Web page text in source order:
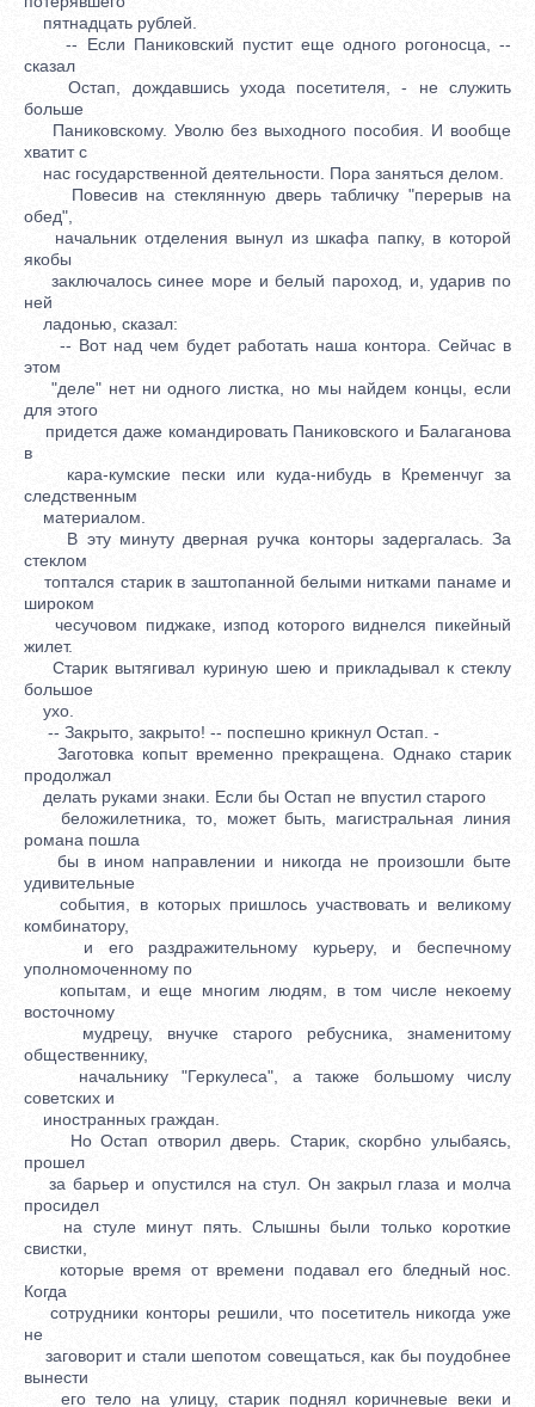
пятнадцать рублей.
-- Если Паниковский пустит еще одного рогоносца, --
сказал
Остап, дождавшись ухода посетителя, - не служить
больше
Паниковскому. Уволю без выходного пособия. И вообще
хватит с
нас государственной деятельности. Пора заняться делом.
Повесив на стеклянную дверь табличку "перерыв на
обед",
начальник отделения вынул из шкафа папку, в которой
якобы
заключалось синее море и белый пароход, и, ударив по
ней
ладонью, сказал:
-- Вот над чем будет работать наша контора. Сейчас в
этом
"деле" нет ни одного листка, но мы найдем концы, если
для этого
придется даже командировать Паниковского и Балаганова
в
кара-кумские пески или куда-нибудь в Кременчуг за
следственным
материалом.
В эту минуту дверная ручка конторы задергалась. За
стеклом
топтался старик в заштопанной белыми нитками панаме и
широком
чесучовом пиджаке, изпод которого виднелся пикейный
жилет.
Старик вытягивал куриную шею и прикладывал к стеклу
большое
ухо.
-- Закрыто, закрыто! -- поспешно крикнул Остап. -
Заготовка копыт временно прекращена. Однако старик
продолжал
делать руками знаки. Если бы Остап не впустил старого
беложилетника, то, может быть, магистральная линия
романа пошла
бы в ином направлении и никогда не произошли быте
удивительные
события, в которых пришлось участвовать и великому
комбинатору,
и его раздражительному курьеру, и беспечному
уполномоченному по
копытам, и еще многим людям, в том числе некоему
восточному
мудрецу, внучке старого ребусника, знаменитому
общественнику,
начальнику "Геркулеса", а также большому числу
советских и
иностранных граждан.
Но Остап отворил дверь. Старик, скорбно улыбаясь,
прошел
за барьер и опустился на стул. Он закрыл глаза и молча
просидел
на стуле минут пять. Слышны были только короткие
свистки,
которые время от времени подавал его бледный нос.
Когда
сотрудники конторы решили, что посетитель никогда уже
не
заговорит и стали шепотом совещаться, как бы поудобнее
вынести
его тело на улицу, старик поднял коричневые веки и